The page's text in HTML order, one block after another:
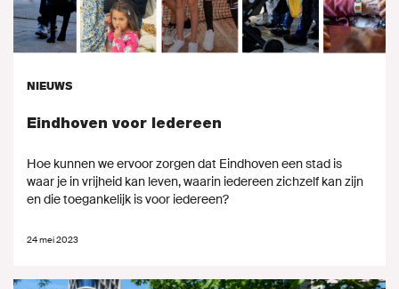
NIEUWS
Eindhoven voor Iedereen
Hoe kunnen we ervoor zorgen dat Eindhoven een stad is
waar je in vrijheid kan leven, waarin iedereen zichzelf kan zijn
en die toegankelijk is voor iedereen?
24 mei 2023